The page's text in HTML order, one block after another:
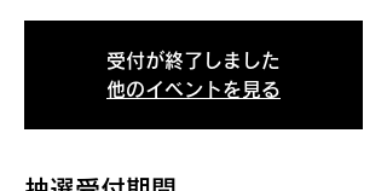
受付が終了しました
他のイベントを見る